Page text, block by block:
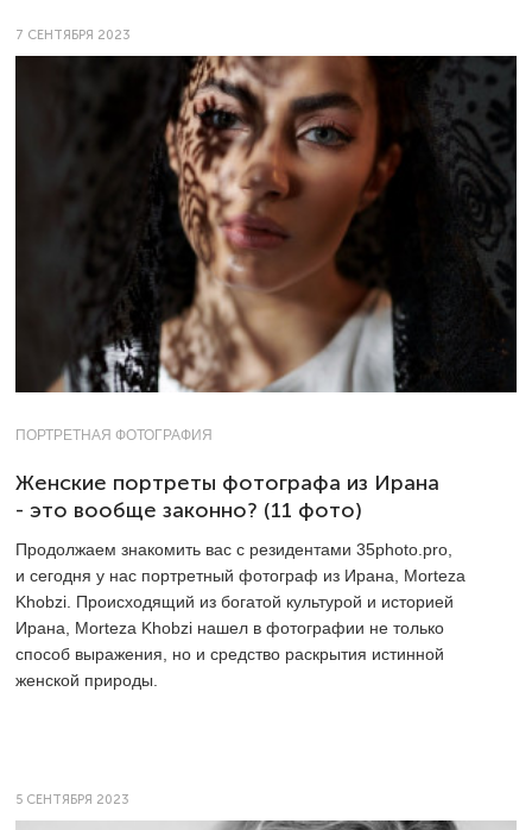
7 СЕНТЯБРЯ 2023
ПОРТРЕТНАЯ ФОТОГРАФИЯ
Женские портреты фотографа из Ирана
- это вообще законно? (11 фото)
Продолжаем знакомить вас с резидентами 35photo.pro,
и сегодня у нас портретный фотограф из Ирана, Morteza
Khobzi. Происходящий из богатой культурой и историей
Ирана, Morteza Khobzi нашел в фотографии не только
способ выражения, но и средство раскрытия истинной
женской природы.
5 СЕНТЯБРЯ 2023